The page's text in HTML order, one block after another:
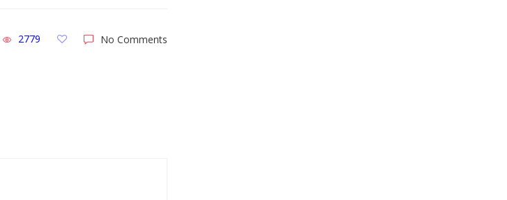
2779 No Comments